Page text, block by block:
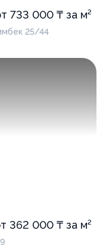
733 000 ₸ за м²
25/44
362 000 ₸ за м²